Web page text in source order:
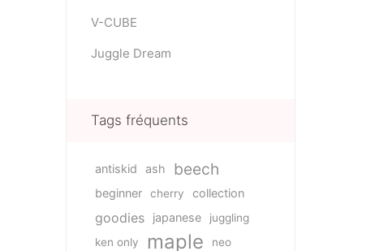
V-CUBE
Juggle Dream
Tags fréquents
antiskid ash beech
beginner cherry collection
goodies japanese
juggling
ken only
maple
neo